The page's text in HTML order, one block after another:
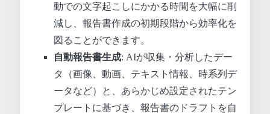
動での文字起こしにかかる時間を大幅に削
減し、報告書作成の初期段階から効率化を
図ることができます。
自動報告書生成: AIが収集・分析したデー
タ（画像、動画、テキスト情報、時系列デ
ータなど）と、あらかじめ設定されたテン
プレートに基づき、報告書のドラフトを自